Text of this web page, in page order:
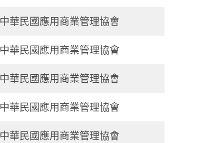
中華民國應用商業管理協會
中華民國應用商業管理協會
中華民國應用商業管理協會
中華民國應用商業管理協會
中華民國應用商業管理協會